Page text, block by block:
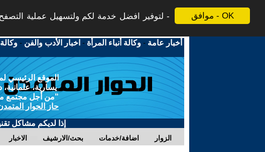
موافق - OK
لتوفير افضل خدمة لكم ولتسهيل عملية
أخبار عامة -وكالة أنباء المرأة - اخبار الأدب والفن -وكالة
الموقع الرئيسي
يسارية،
"من أجل مجتمع
حاز الحوار
إذا لديكم مشاكل
الاخبار بحث/الارشيف اضافة/خدمات الزوار